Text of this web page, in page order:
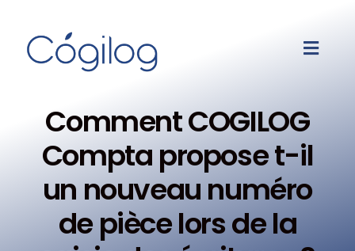
Comment COGILOG
Compta propose t-il
un nouveau numéro
de pièce lors de la